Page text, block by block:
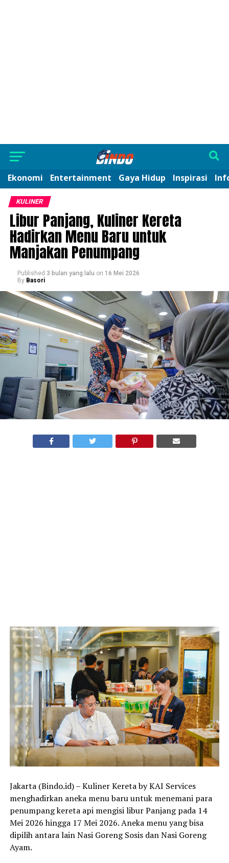
Ekonomi Entertainment Gaya Hidup Inspirasi
KULINER
Libur Panjang, Kuliner Kereta
Hadirkan Menu Baru untuk
Manjakan Penumpang
Published 3 bulan yang lalu on 16 Mei 2026
By Basori
Jakarta (Bindo.id) – Kuliner Kereta by KAI Services
menghadirkan aneka menu baru untuk menemani para
penumpang kereta api mengisi libur Panjang pada 14
Mei 2026 hingga 17 Mei 2026. Aneka menu yang bisa
dipilih antara lain Nasi Goreng Sosis dan Nasi Goreng
Ayam.